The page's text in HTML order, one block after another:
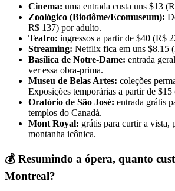
Cinema: uma entrada custa uns $13
Zoológico (Biodôme/Ecomuseum):
R$ 137) por adulto.
Teatro: ingressos a partir de $40 (R$
Streaming: Netflix fica em uns $8.15
Basílica de Notre-Dame: entrada
ver essa obra-prima.
Museu de Belas Artes: coleções
Exposições temporárias a partir de $15
Oratório de São José: entrada grátis
templos do Canadá.
Mont Royal: grátis para curtir a vista,
montanha icônica.
💰 Resumindo a ópera, quanto
Montreal?